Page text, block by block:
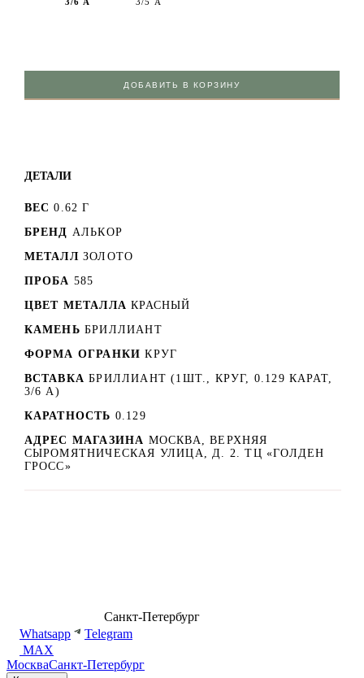
ДОБАВИТЬ В КОРЗИНУ
ДЕТАЛИ
ВЕС 0.62 Г
БРЕНД АЛЬКОР
МЕТАЛЛ ЗОЛОТО
ПРОБА 585
ЦВЕТ МЕТАЛЛА КРАСНЫЙ
КАМЕНЬ БРИЛЛИАНТ
ФОРМА ОГРАНКИ КРУГ
ВСТАВКА БРИЛЛИАНТ (1ШТ., КРУГ, 0.129 КАРАТ,
3/6 А)
КАРАТНОСТЬ 0.129
АДРЕС МАГАЗИНА МОСКВА, ВЕРХНЯЯ
СЫРОМЯТНИЧЕСКАЯ УЛИЦА, Д. 2. ТЦ «ГОЛДЕН
ГРОСС»
Санкт-Петербург
Whatsapp
Telegram
MAX
МоскваСанкт-Петербург